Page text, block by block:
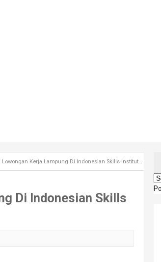
Kerja Lampung Di Indonesian Skills Institute Terbaru 2019
Di Indonesian Skills